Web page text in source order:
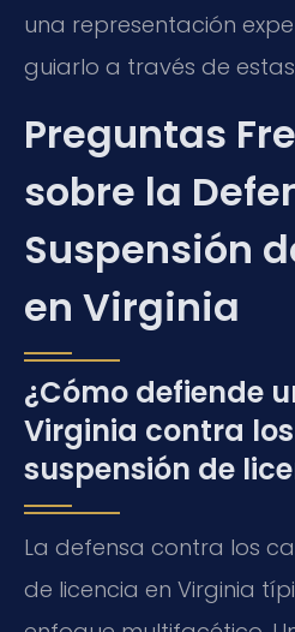
una representación
guiarlo a través de
Preguntas
sobre la
Suspensión
en Virginia
¿Cómo defiende
Virginia contra
suspensión de
La defensa contra los
de licencia en Virginia